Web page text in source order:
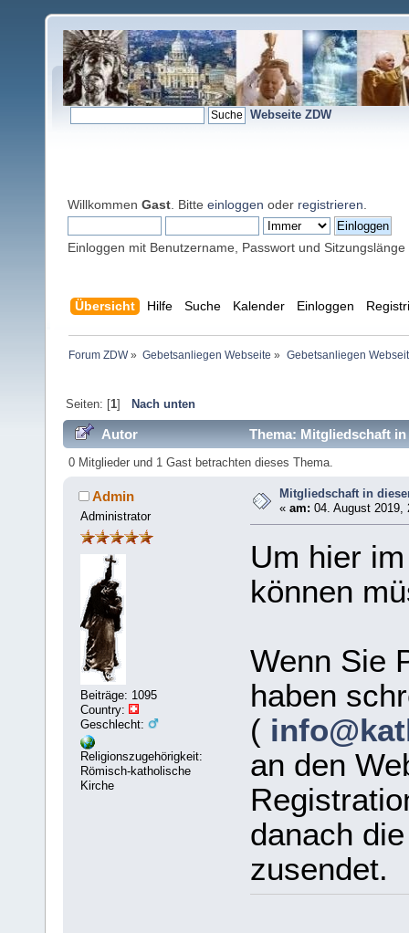
Webseite ZDW
Willkommen Gast . Bitte einloggen oder registrieren
Einloggen mit Benutzername, Passwort und Sitzungslänge
Übersicht Hilfe Suche Kalender Einloggen
Forum ZDW» Gebetsanliegen Webseite » Gebetsanliegen
Seiten: [1] Nach unten
Autor Thema: Mitgliedschaft
0 Mitglieder und 1 Gast betrachten dieses Thema.
Admin
Administrator
Beiträge: 1095
Country:
Geschlecht:
Religionszugehörigkeit:
Römisch-katholische
Kirche
Mitgliedschaft in
«am: 04. August 2019,
Um hier
können
Wenn Sie
haben
(
an den
danach
zusendet.